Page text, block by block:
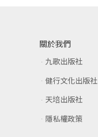
關於我們
九歌出版社
健行文化出版社
天培出版社
隱私權政策